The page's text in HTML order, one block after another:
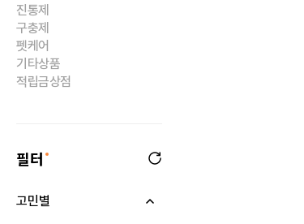
진통제
구충제
펫케어
기타상품
적립금상점
필터
고민별